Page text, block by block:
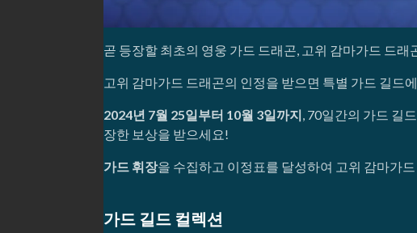
곧 등장할 최초의 영웅 가드 드래곤, 고위 감마가드 드래
고위 감마가드 드래곤의 인정을 받으면 특별 가드 길드
2024년 7월 25일부터 10월 3일까지, 70일간의 가드 길
장한 보상을 받으세요!
가드 휘장을 수집하고 이정표를 달성하여 고위 감마가
가드 길드 컬렉션